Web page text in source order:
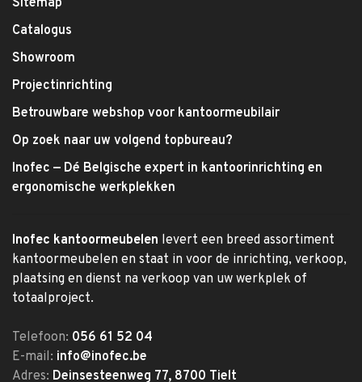
Sitemap
Catalogus
Showroom
Projectinrichting
Betrouwbare webshop voor kantoormeubilair
Op zoek naar uw volgend topbureau?
Inofec — Dé Belgische expert in kantoorinrichting en
ergonomische werkplekken
Inofec kantoormeubelen levert een breed assortiment
kantoormeubelen en staat in voor de inrichting, verkoop,
plaatsing en dienst na verkoop van uw werkplek of
totaalproject.
Telefoon: 056 61 52 04
E-mail: info@inofec.be
Adres: Deinsesteenweg 77, 8700 Tielt